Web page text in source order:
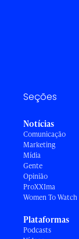
Seções
Notícias
Comunicação
Marketing
Mídia
Gente
Opinião
ProXXIma
Women To Watch
Plataformas
Podcasts